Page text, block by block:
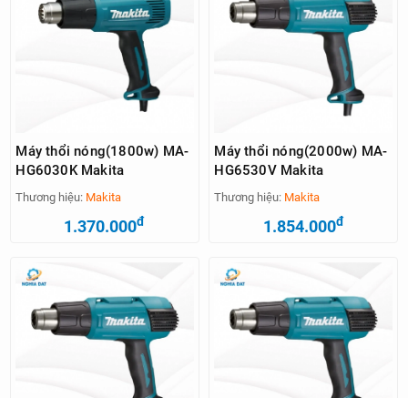
Máy thổi nóng(1800w) MA-
HG6030K Makita
Thương hiệu: Makita
1.370.000đ
Máy thổi nóng(2000w) MA-
HG6530V Makita
Thương hiệu: Makita
1.854.000đ